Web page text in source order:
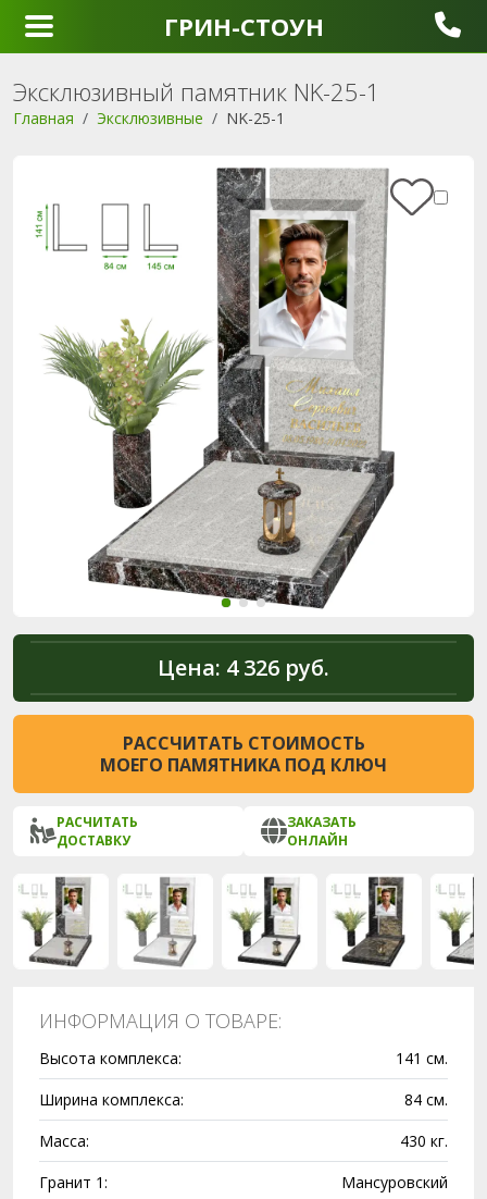
ГРИН-СТОУН
Эксклюзивный памятник NK-25-1
Главная Эксклюзивные NK-25-1
Цена: 4 326 руб.
РАССЧИТАТЬ СТОИМОСТЬ
МОЕГО ПАМЯТНИКА ПОД КЛЮЧ
РАСЧИТАТЬ
ДОСТАВКУ
ЗАКАЗАТЬ
ОНЛАЙН
ИНФОРМАЦИЯ О ТОВАРЕ:
Высота комплекса:
141 см.
Ширина комплекса:
84 см.
Масса:
430 кг.
Гранит 1:
Мансуровский